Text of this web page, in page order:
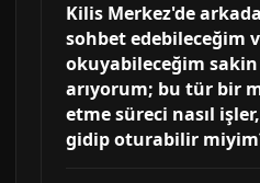
Kilis Merkez'de
sohbet edebileceğim
okuyabileceğim
arıyorum; bu tür bir
etme süreci nasıl
gidip oturabilir